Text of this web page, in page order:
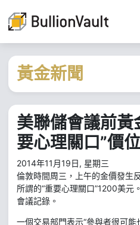
黃金新聞
美聯儲會議前黃
要心理關口”價
2014年11月19日, 星期三
倫敦時間周三，上午的金價發生
所謂的“重要心理關口”1200美元
會議記錄。
一個交易部門表示“參與者很可